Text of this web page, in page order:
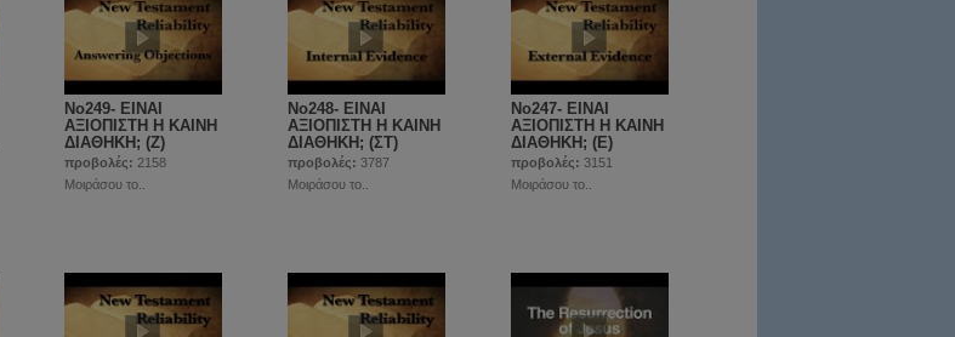
No249- ΕΙΝΑΙ
ΑΞΙΟΠΙΣΤΗ Η ΚΑΙΝΗ
ΔΙΑΘΗΚΗ; (Ζ)
προβολές: 2158
Μοιράσου το..
No248- ΕΙΝΑΙ
ΑΞΙΟΠΙΣΤΗ Η ΚΑΙΝΗ
ΔΙΑΘΗΚΗ; (ΣΤ)
προβολές: 3787
Μοιράσου το..
No247- ΕΙΝΑΙ
ΑΞΙΟΠΙΣΤΗ Η ΚΑΙΝΗ
ΔΙΑΘΗΚΗ; (Ε)
προβολές: 3151
Μοιράσου το..